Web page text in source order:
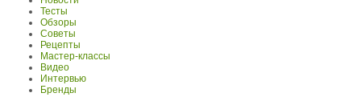
Тесты
Обзоры
Советы
Рецепты
Мастер-классы
Видео
Интервью
Бренды